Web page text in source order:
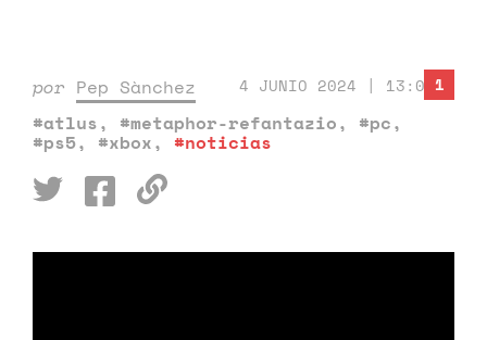
por Pep Sànchez 4 JUNIO 2024 | 13:00
#atlus, #metaphor-refantazio, #pc,
#ps5, #xbox, #noticias
1